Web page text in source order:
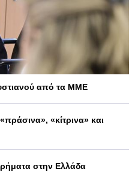
από τα ΜΜΕ
«κίτρινα» και
στην Ελλάδα